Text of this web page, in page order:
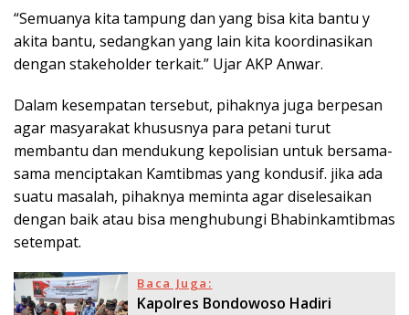
“Semuanya kita tampung dan yang bisa kita bantu y
akita bantu, sedangkan yang lain kita koordinasikan
dengan stakeholder terkait.” Ujar AKP Anwar.
Dalam kesempatan tersebut, pihaknya juga berpesan
agar masyarakat khususnya para petani turut
membantu dan mendukung kepolisian untuk bersama-
sama menciptakan Kamtibmas yang kondusif. jika ada
suatu masalah, pihaknya meminta agar diselesaikan
dengan baik atau bisa menghubungi Bhabinkamtibmas
setempat.
Baca Juga:
Kapolres Bondowoso Hadiri